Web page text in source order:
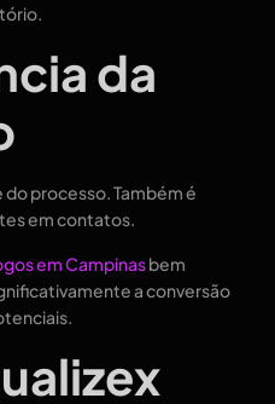
da
processo. Também é
em contatos.
em Campinasbem
a conversão